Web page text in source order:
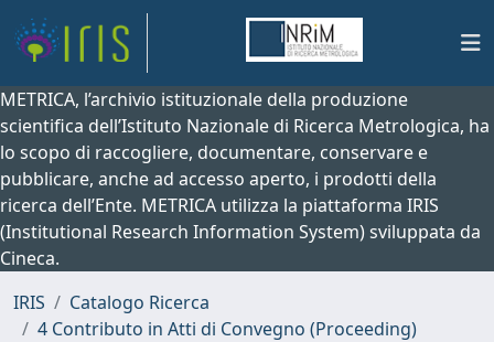
METRICA, l’archivio istituzionale della produzione
scientifica dell’Istituto Nazionale di Ricerca Metrologica, ha
lo scopo di raccogliere, documentare, conservare e
pubblicare, anche ad accesso aperto, i prodotti della
ricerca dell’Ente. METRICA utilizza la piattaforma IRIS
(Institutional Research Information System) sviluppata da
Cineca.
IRIS
Catalogo Ricerca
4 Contributo in Atti di Convegno (Proceeding)